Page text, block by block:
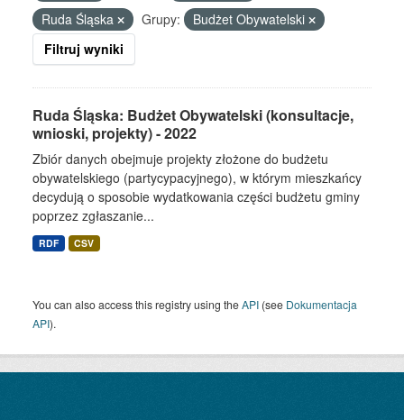
Ruda Śląska
Grupy:
Budżet Obywatelski
Filtruj wyniki
Ruda Śląska: Budżet Obywatelski (konsultacje,
wnioski, projekty) - 2022
Zbiór danych obejmuje projekty złożone do budżetu
obywatelskiego (partycypacyjnego), w którym mieszkańcy
decydują o sposobie wydatkowania części budżetu gminy
poprzez zgłaszanie...
RDF CSV
You can also access this registry using theAPI (see Dokumentacja
API).